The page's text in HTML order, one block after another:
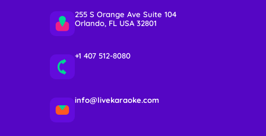
255 S Orange Ave Suite 104
Orlando, FL USA 32801
+1 407 512-8080
info@livekaraoke.com